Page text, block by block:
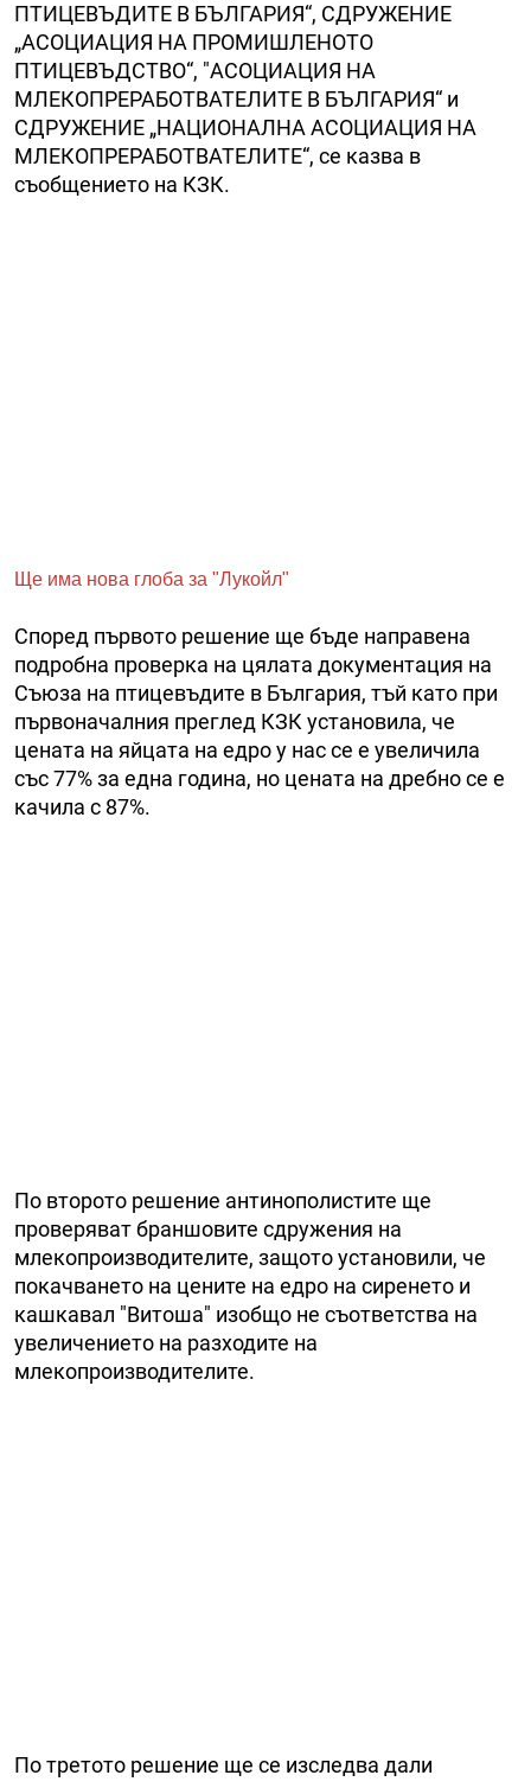
ПТИЦЕВЪДИТЕ В БЪЛГАРИЯ“, СДРУЖЕНИЕ
„АСОЦИАЦИЯ НА ПРОМИШЛЕНОТО
ПТИЦЕВЪДСТВО“, "АСОЦИАЦИЯ НА
МЛЕКОПРЕРАБОТВАТЕЛИТЕ В БЪЛГАРИЯ“ и
СДРУЖЕНИЕ „НАЦИОНАЛНА АСОЦИАЦИЯ НА
МЛЕКОПРЕРАБОТВАТЕЛИТЕ“, се казва в
съобщението на КЗК.
Ще има нова глоба за "Лукойл"
Според първото решение ще бъде направена
подробна проверка на цялата документация на
Съюза на птицевъдите в България, тъй като при
първоначалния преглед КЗК установила, че
цената на яйцата на едро у нас се е увеличила
със 77% за една година, но цената на дребно се е
качила с 87%.
По второто решение антинополистите ще
проверяват браншовите сдружения на
млекопроизводителите, защото установили, че
покачването на цените на едро на сиренето и
кашкавал "Витоша" изобщо не съответства на
увеличението на разходите на
млекопроизводителите.
По третото решение ще се изследва дали